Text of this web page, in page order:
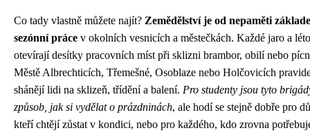
Co tady vlastně můžete najít? Zemědělství je od nepaměti
sezónní práce v okolních vesnicích a městečkách. Každé jaro a
otevírají desítky pracovních míst při sklizni brambor, obilí nebo
Městě Albrechticích, Třemešné, Osoblaze nebo Holčovicích
shánějí lidi na sklizeň, třídění a balení. Pro studenty jsou tyto
způsob, jak si vydělat o prázdninách, ale hodí se stejně dobře pro
kteří chtějí zůstat v kondici, nebo pro každého, kdo zrovna